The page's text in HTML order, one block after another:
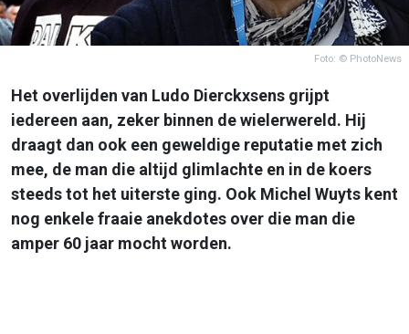
Foto: © PhotoNews
Het overlijden van Ludo Dierckxsens grijpt
iedereen aan, zeker binnen de wielerwereld. Hij
draagt dan ook een geweldige reputatie met zich
mee, de man die altijd glimlachte en in de koers
steeds tot het uiterste ging. Ook Michel Wuyts kent
nog enkele fraaie anekdotes over die man die
amper 60 jaar mocht worden.